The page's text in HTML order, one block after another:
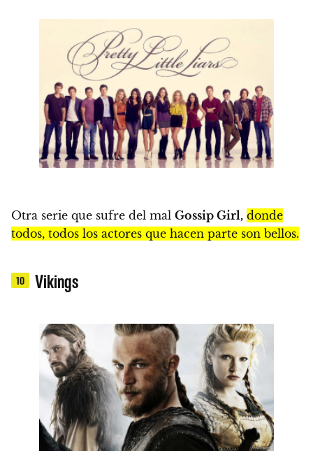
Otra serie que sufre del mal Gossip Girl, donde
todos, todos los actores que hacen parte son bellos.
10 Vikings